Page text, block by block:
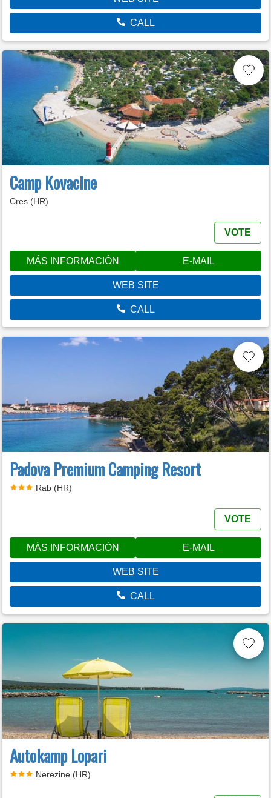
CALL
Camp Kovacine
Cres (HR)
VOTE
MÁS INFORMACIÓN E-MAIL
WEB SITE
CALL
Padova Premium Camping Resort
Rab (HR)
VOTE
MÁS INFORMACIÓN E-MAIL
WEB SITE
CALL
Autokamp Lopari
Nerezine (HR)